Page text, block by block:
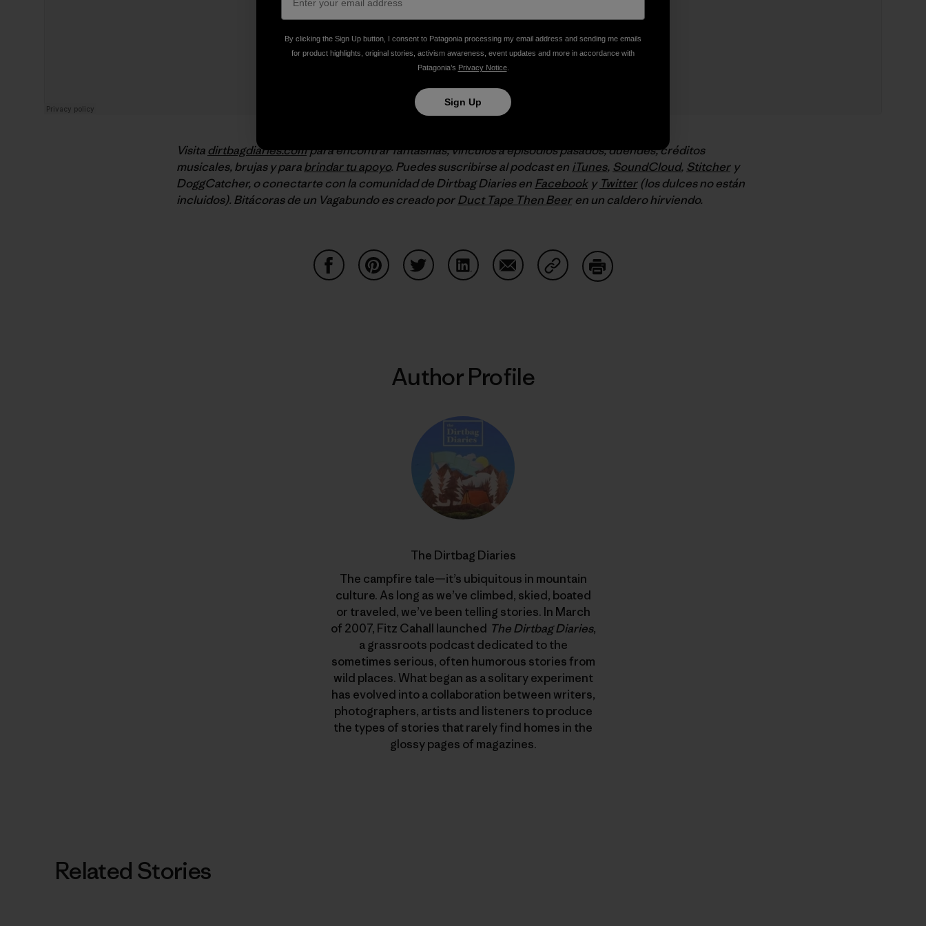
Visita dirtbagdiaries.compara encontrar fantasmas, vínculos a episodios pasados, duendes, créditos
musicales, brujas y parabrindar tu apoyo. Puedes suscribirse al podcast en iTunes, SoundCloud, Stitchery
DoggCatcher, o conectarte con la comunidad de Dirtbag Diaries en Facebooky Twitter(los dulces no están
incluidos). Bitácoras de un Vagabundo es creado porDuct Tape Then Beeren un caldero hirviendo.
Author Profile
The Dirtbag Diaries
The campfire tale—it’s ubiquitous in mountain
culture. As long as we’ve climbed, skied, boated
or traveled, we’ve been telling stories. In March
of 2007, Fitz Cahall launched The Dirtbag Diaries,
a grassroots podcast dedicated to the
sometimes serious, often humorous stories from
wild places. What began as a solitary experiment
has evolved into a collaboration between writers,
photographers, artists and listeners to produce
the types of stories that rarely find homes in the
glossy pages of magazines.
Related Stories
By clicking the Sign Up button, I consent to Patagonia processing my email address and sending me emails
for product highlights, original stories, activism awareness, event updates and more in accordance with
Patagonia’s Privacy Notice.
Sign Up